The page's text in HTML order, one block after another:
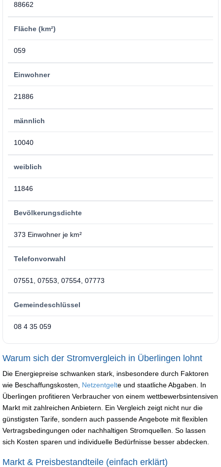
88662
Fläche (km²)
059
Einwohner
21886
männlich
10040
weiblich
11846
Bevölkerungsdichte
373 Einwohner je km²
Telefonvorwahl
07551, 07553, 07554, 07773
Gemeindeschlüssel
08 4 35 059
Warum sich der Stromvergleich in Überlingen lohnt
Die Energiepreise schwanken stark, insbesondere durch Faktoren
wie Beschaffungskosten, Netzentgelte und staatliche Abgaben. In
Überlingen profitieren Verbraucher von einem wettbewerbsintensiven
Markt mit zahlreichen Anbietern. Ein Vergleich zeigt nicht nur die
günstigsten Tarife, sondern auch passende Angebote mit flexiblen
Vertragsbedingungen oder nachhaltigen Stromquellen. So lassen
sich Kosten sparen und individuelle Bedürfnisse besser abdecken.
Markt & Preisbestandteile (einfach erklärt)